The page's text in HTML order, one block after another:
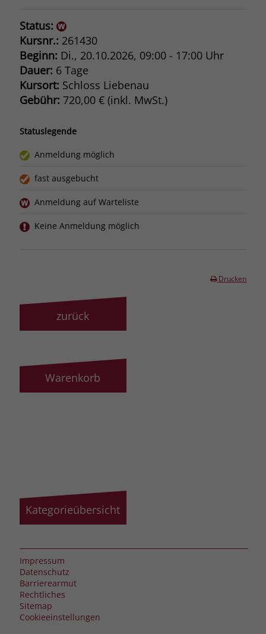
Status:
Kursnr.: 261430
Beginn: Di., 20.10.2026, 09:00 - 17:00 Uhr
Dauer: 6 Tage
Kursort: Schloss Liebenau
Gebühr: 720,00 € (inkl. MwSt.)
Statuslegende
Anmeldung möglich
fast ausgebucht
Anmeldung auf Warteliste
Keine Anmeldung möglich
Drucken
zurück
Warenkorb
Kategorieübersicht
Impressum
Datenschutz
Barrierearmut
Rechtliches
Sitemap
Cookieeinstellungen